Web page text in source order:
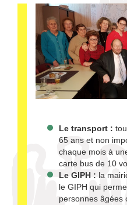
Le transport :
65 ans et non
chaque mois à
carte bus de 10
Le GIPH : la
le GIPH qui
personnes âgées